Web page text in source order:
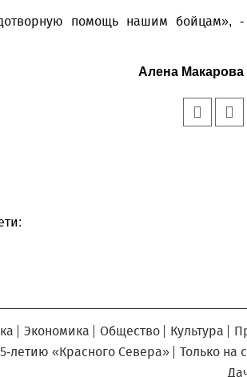
помощь нашим бойцам», -
Алена Макарова
Кузьминская
Север», который, уверены,
свои закладки.
Экономика Общество Культура
летию «Красного Севера»
Только на